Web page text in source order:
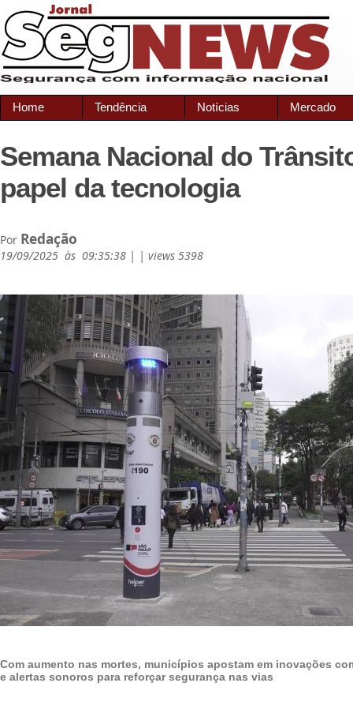
Home Tendência Notícias Mercado
Semana Nacional do
papel da tecnologia
Por Redação
19/09/2025 às 09:35:38 | | views 5398
Com aumento nas mortes, municípios apostam em inovações
e alertas sonoros para reforçar segurança nas vias